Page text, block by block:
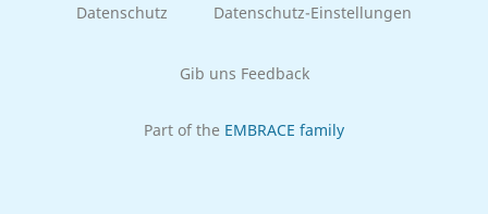
Datenschutz Datenschutz-Einstellungen
Gib uns Feedback
Part of the EMBRACE family